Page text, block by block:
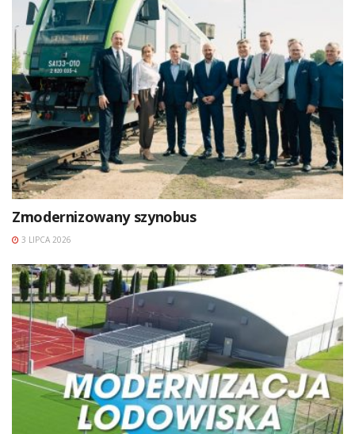
Zmodernizowany szynobus
3 LIPCA 2026